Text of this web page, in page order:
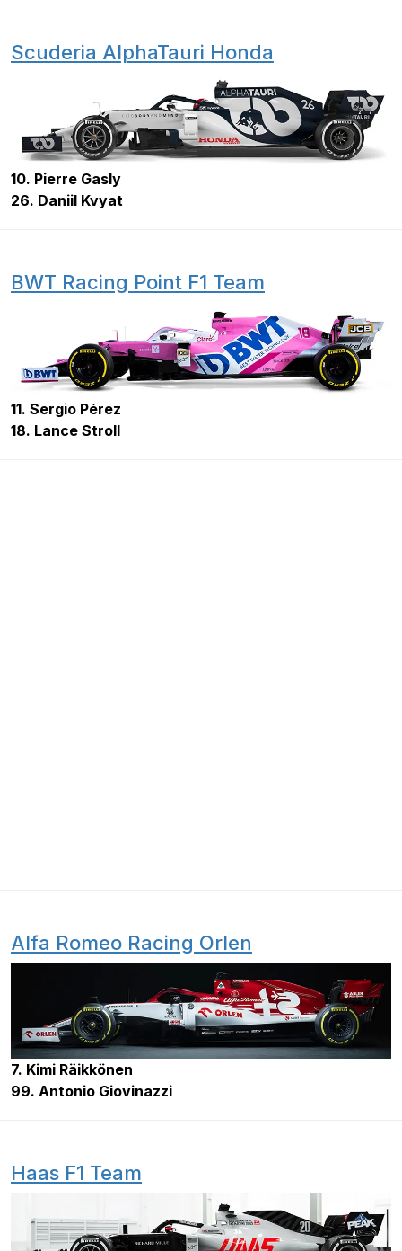
Scuderia AlphaTauri Honda
10. Pierre Gasly
26. Daniil Kvyat
BWT Racing Point F1 Team
11. Sergio Pérez
18. Lance Stroll
Alfa Romeo Racing Orlen
7. Kimi Räikkönen
99. Antonio Giovinazzi
Haas F1 Team